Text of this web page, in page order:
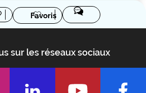
Favoris
sur les réseaux sociaux